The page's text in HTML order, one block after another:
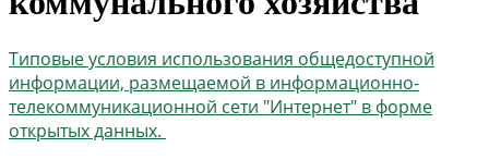
Типовые условия использования общедоступной
информации, размещаемой в информационно-
телекоммуникационной сети "Интернет" в форме
открытых данных.